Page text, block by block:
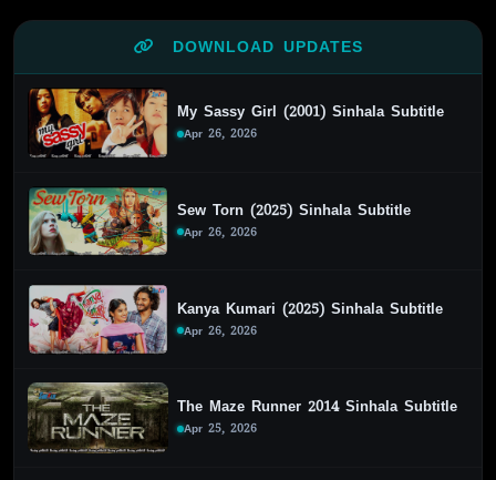
DOWNLOAD UPDATES
My Sassy Girl (2001) Sinhala Subtitle
Apr 26, 2026
Sew Torn (2025) Sinhala Subtitle
Apr 26, 2026
Kanya Kumari (2025) Sinhala Subtitle
Apr 26, 2026
The Maze Runner 2014 Sinhala Subtitle
Apr 25, 2026